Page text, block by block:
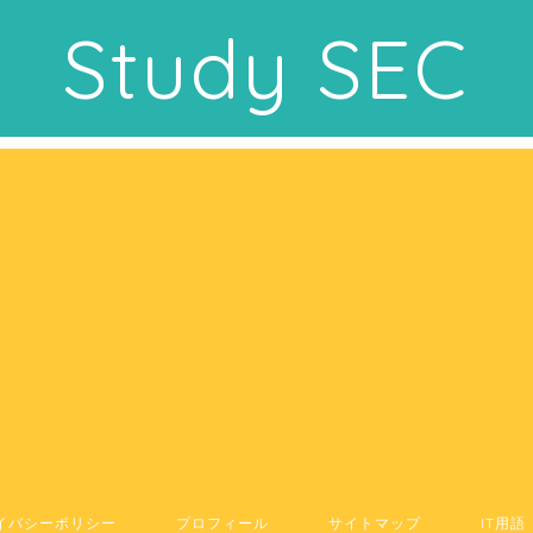
Study SEC
バシーポリシー プロフィール サイトマップ IT用語